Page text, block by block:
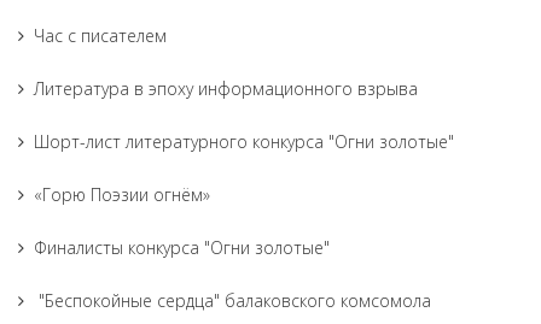
Час с писателем
Литература в эпоху информационного взрыва
Шорт-лист литературного конкурса "Огни золотые"
«Горю Поэзии огнём»
Финалисты конкурса "Огни золотые"
"Беспокойные сердца" балаковского комсомола